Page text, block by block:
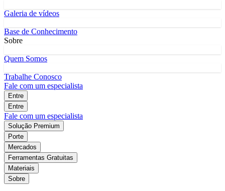
Galeria de vídeos
Base de Conhecimento
Sobre
Quem Somos
Trabalhe Conosco
Fale com um especialista
Entre
Entre
Fale com um especialista
Solução Premium
Porte
Mercados
Ferramentas Gratuitas
Materiais
Sobre